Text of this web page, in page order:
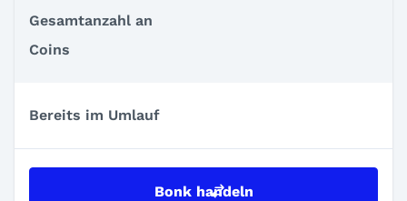
Gesamtanzahl an
Coins
Bereits im Umlauf
Bonk handeln